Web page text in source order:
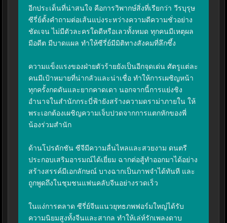
อีกประเด็นที่น่าสนใจ คือการวิพากษ์สิ่งที่เรียกว่า วีรบุรุษ
ซีรี่ย์ตั้งคำถามต่อเส้นแบ่งระหว่างความดีความชั่วอย่าง
ชัดเจน ไม่มีตัวละครใดดีหรือเลวทั้งหมด ทุกคนมีเหตุผล
มีอดีต มีบาดแผล ทำให้ซีรี่ย์มีมิติทางสังคมที่ลึกซึ้ง
ความแข็งแรงของฝ่ายตัวร้ายยังเป็นอีกจุดเด่น ศัตรูแต่ละ
คนมีเป้าหมายที่น่ากลัวและน่าเชื่อ ทำให้การเผชิญหน้า
ทุกครั้งกดดันและยากคาดเดา นอกจากนี้การแย่งชิง
อำนาจในสำนักกระบี่ฟ้ายังสร้างความดราม่าภายใน ให้
พระเอกต้องเผชิญความเจ็บปวดจากการแตกหักของพี่
น้องร่วมสำนัก
ด้านโปรดักชัน ซีจีมีความลื่นไหลและสวยงาม ดนตรี
ประกอบเสริมอารมณ์ได้เยี่ยม ฉากต่อสู้ทำออกมาได้อย่าง
สร้างสรรค์มีเอกลักษณ์ บางฉากเป็นภาพจำได้ทันที และ
ถูกพูดถึงในชุมชนแฟนคลับจีนอย่างรวดเร็ว
ในแง่การตลาด ซีรี่ย์จีนแนวยุทธภพฟอร์มใหญ่ได้รับ
ความนิยมสูงทั้งจีนและสากล ทำให้เล่ห์รักเพลงดาบ